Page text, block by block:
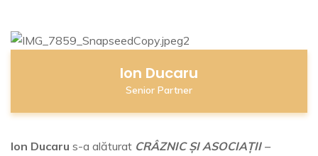
Ion Ducaru
Senior Partner
Ion Ducaru s-a alăturat CRÂZNIC ȘI ASOCIAȚII –